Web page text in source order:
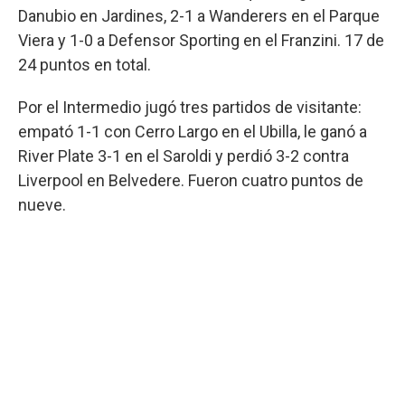
Danubio en Jardines, 2-1 a Wanderers en el Parque
Viera y 1-0 a Defensor Sporting en el Franzini. 17 de
24 puntos en total.
Por el Intermedio jugó tres partidos de visitante:
empató 1-1 con Cerro Largo en el Ubilla, le ganó a
River Plate 3-1 en el Saroldi y perdió 3-2 contra
Liverpool en Belvedere. Fueron cuatro puntos de
nueve.